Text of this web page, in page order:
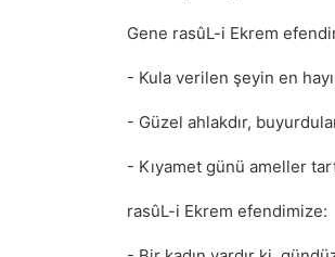
Gene rasûL-i Ekrem
- Kula verilen şeyin en
- Güzel ahlakdır,
- Kıyamet günü ameller
rasûL-i Ekrem efendimize: